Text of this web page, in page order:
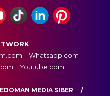
Whatsapp.com
Youtube.com
MEDIA SIBER